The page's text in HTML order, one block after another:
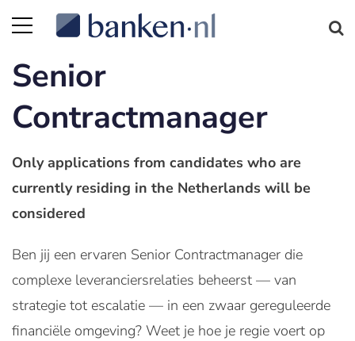
Senior
Contractmanager
Only applications from candidates who are
currently residing in the Netherlands will be
considered
Ben jij een ervaren Senior Contractmanager die
complexe leveranciersrelaties beheerst — van
strategie tot escalatie — in een zwaar gereguleerde
financiële omgeving? Weet je hoe je regie voert op